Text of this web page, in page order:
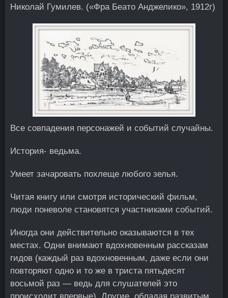
Николай Гумилев. («Фра Беато Анджелико», 1912г)
Все совпадения персонажей и событий случайны.
История- ведьма.
Умеет зачаровать похлеще любого зелья.
Читая книгу или смотря исторический фильм,
люди поневоле становятся участниками событий.
Иногда они действительно оказываются в тех
местах. Одни внимают вдохновенным рассказам
гидов (каждый раз вдохновенным, даже если они
повторяют одно и то же в триста пятьдесят
восьмой раз — ведь для слушателей это